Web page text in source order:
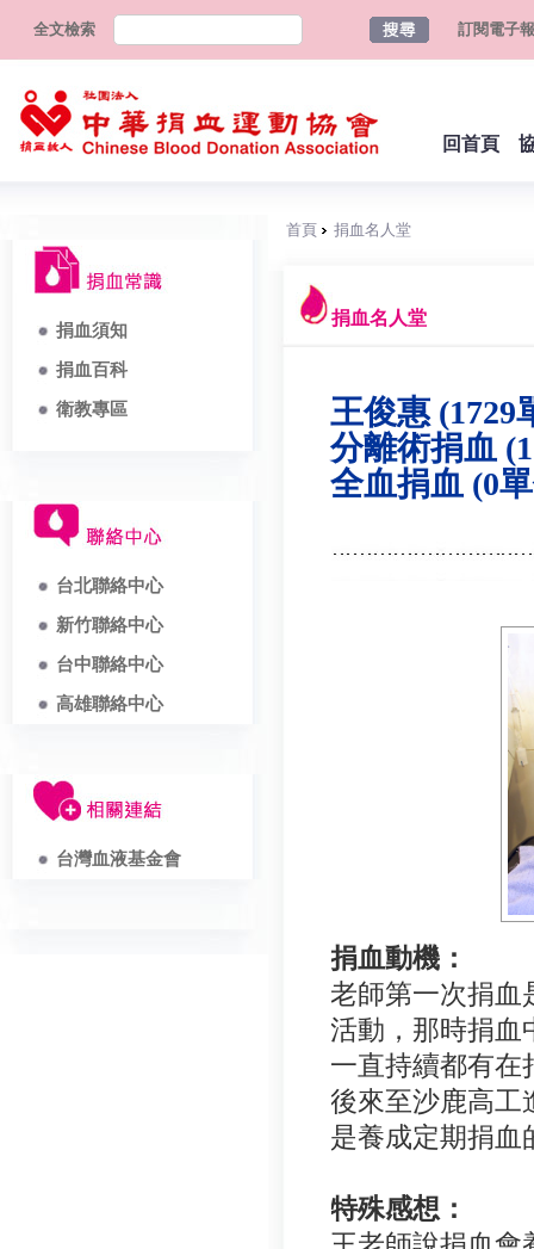
全文檢索 訂閱電子報
回首頁
捐血須知
捐血百科
衛教專區
台北聯絡中心
新竹聯絡中心
台中聯絡中心
高雄聯絡中心
台灣血液基金會
首頁 捐血名人堂
捐血名人堂
王俊惠 (1729
分離術捐血
全血捐血 (0
捐血動機：
老師第一次捐血
活動，那時捐血
一直持續都有在
後來至沙鹿高工
是養成定期捐血
特殊感想：